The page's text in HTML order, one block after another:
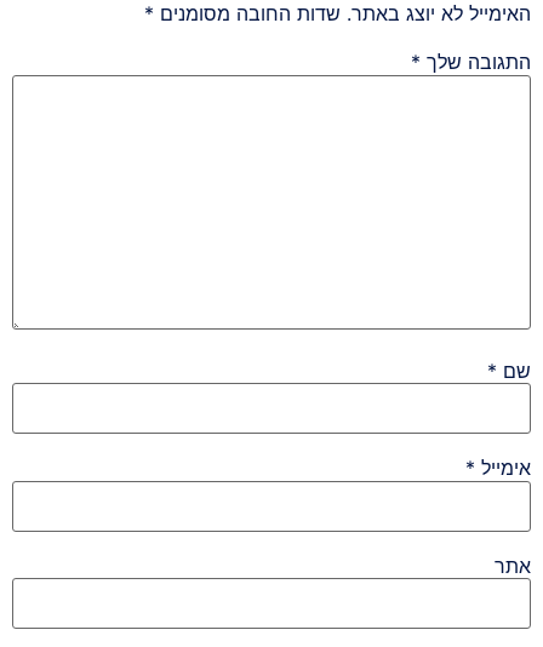
האימייל לא יוצג באתר. שדות החובה מסומנים *
התגובה שלך *
שם *
אימייל *
אתר